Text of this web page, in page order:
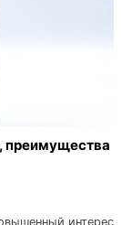
преимущества
интерес